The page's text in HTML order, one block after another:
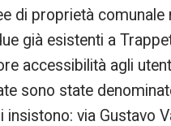
di proprietà comunale
già esistenti a
accessibilità agli
sono state
via Gustavo